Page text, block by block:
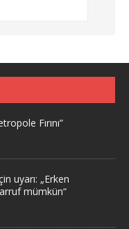
Fırını”
uyarı: „Erken
mümkün“